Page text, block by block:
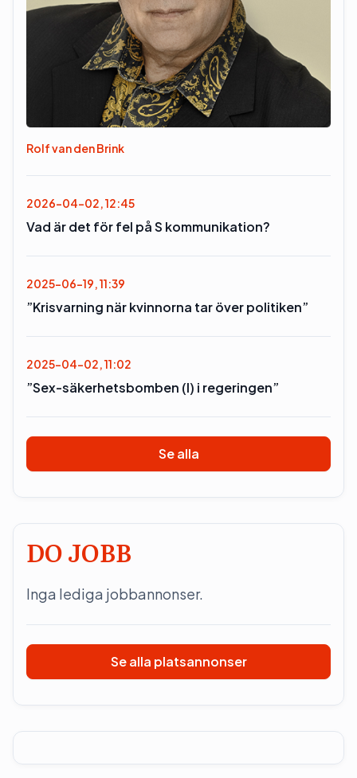
Rolf van den Brink
2026-04-02, 12:45
Vad är det för fel på S kommunikation?
2025-06-19, 11:39
”Krisvarning när kvinnorna tar över politiken”
2025-04-02, 11:02
”Sex-säkerhetsbomben (l) i regeringen”
Se alla
DO JOBB
Inga lediga jobbannonser.
Se alla platsannonser